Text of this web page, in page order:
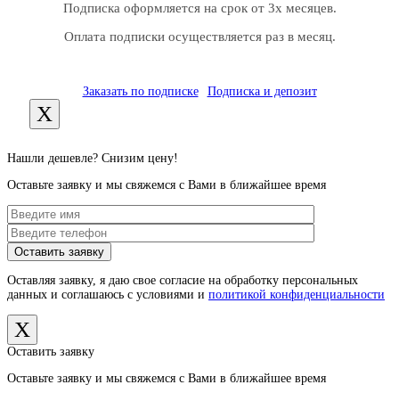
Подписка оформляется на срок от 3х месяцев.
Оплата подписки осуществляется раз в месяц.
Заказать по подписке Подписка и депозит
X
Нашли дешевле? Снизим цену!
Оставьте заявку и мы свяжемся с Вами в ближайшее время
Оставляя заявку, я даю свое согласие на обработку персональных
данных и соглашаюсь с условиями и политикой конфиденциальности
X
Оставить заявку
Оставьте заявку и мы свяжемся с Вами в ближайшее время